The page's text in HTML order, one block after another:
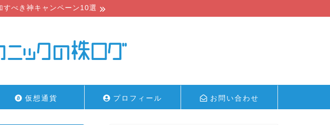
すべき神キャンペーン10選
仮想通貨 プロフィール お問い合わせ